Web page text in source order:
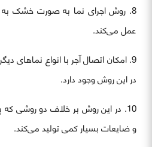
8. روش اجرای نما به صورت خشک
عمل می‌کند.
9. امکان اتصال آجر با انواع
در این روش وجود دارد.
10. در این روش بر خلاف دو روشی که
و ضایعات بسیار کمی تولید می‌کند.